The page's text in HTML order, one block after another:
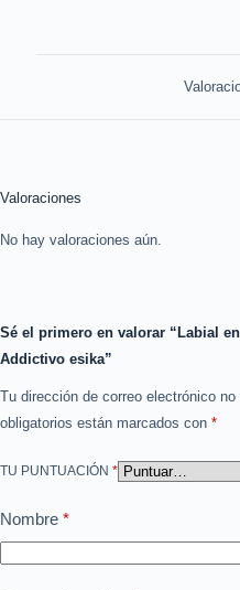
Valoraciones
No hay valoraciones aún.
Sé el primero en valorar “Labial
Addictivo esika”
Tu dirección de correo electrónico no
obligatorios están marcados con *
TU PUNTUACIÓN *
Nombre *